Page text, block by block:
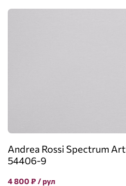
Andrea Rossi Spectrum Art
54406-9
4 800 ₽ / рул